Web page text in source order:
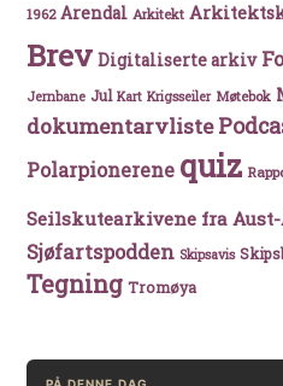
1962 Arendal Arkitekt
Brev Digitaliserte arkiv
Jernbane Jul Kart Krigsseiler Møtebok
dokumentarvliste
Polarpionerene quiz
Seilskutearkivene fra Aust-
Sjøfartspodden Skipsavis
Tegning Tromøya